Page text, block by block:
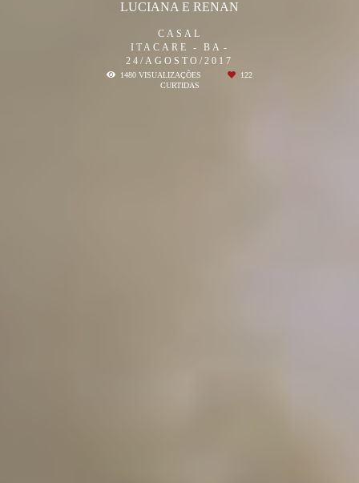
CASAL
ITACARE - BA
24/AGOSTO/2017
LUCIANA E RENAN
1480 VISUALIZAÇÕES
122
CURTIDAS